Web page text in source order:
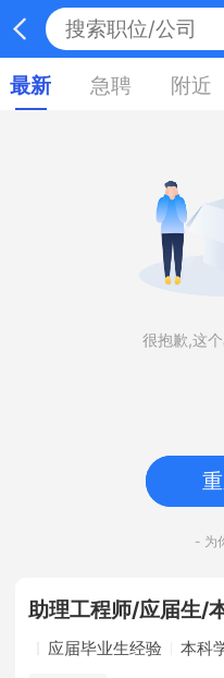
最新 急聘 附近
很抱歉,这
- 为
助理工程师/应届生/
应届毕业生经验 本科